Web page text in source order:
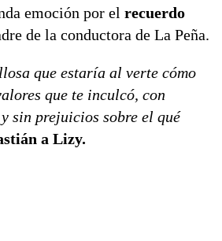
emoción por el recuerdo
de la conductora de La Peña.
que estaría al verte cómo
que te inculcó, con
sin prejuicios sobre el qué
a Lizy.